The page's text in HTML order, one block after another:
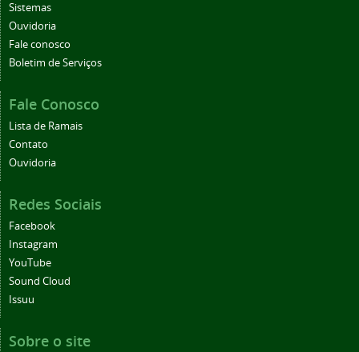
Sistemas
Ouvidoria
Fale conosco
Boletim de Serviços
Fale Conosco
Lista de Ramais
Contato
Ouvidoria
Redes Sociais
Facebook
Instagram
YouTube
Sound Cloud
Issuu
Sobre o site